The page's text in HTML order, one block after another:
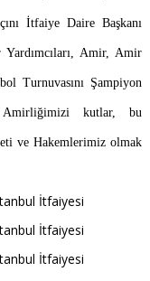
İtfaiye Daire Başkanı
Amir, Amir
Turnuvasını Şampiyon
Amirliğimizi kutlar, bu
ve Hakemlerimiz olmak